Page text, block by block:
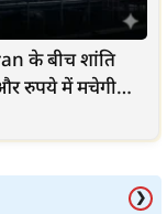
के बीच शांति
रुपये में मचेगी
❯